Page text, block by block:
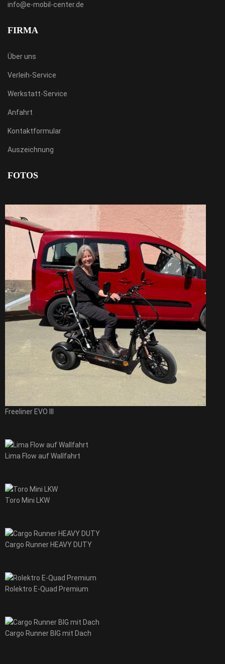
info@e-mobil-center.de
FIRMA
Über uns
Verleih-Service
Werkstatt-Service
Anfahrt
Kontaktformular
Auszeichnung
FOTOS
Freeliner EVO III
Lima Flow auf Wallfahrt
Toro Mini LKW
Cargo Runner HEAVY DUTY
Rolektro E-Quad Premium
Cargo Runner BIG mit Dach